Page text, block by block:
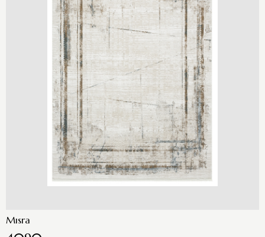
Mısra